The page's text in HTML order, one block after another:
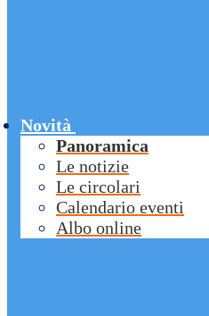
Novità
Panoramica
Le notizie
Le circolari
Calendario eventi
Albo online